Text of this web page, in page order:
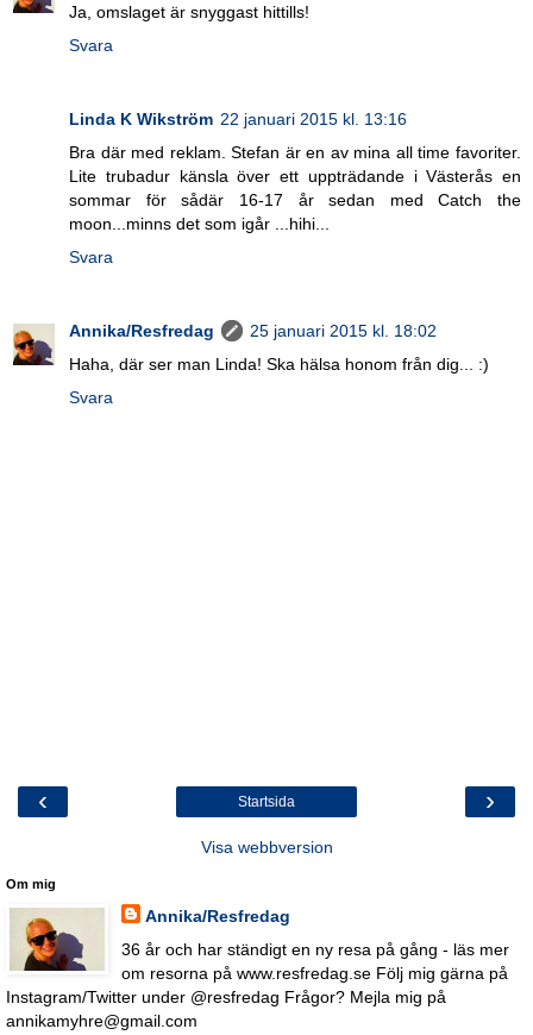
Ja, omslaget är snyggast hittills!
Svara
Linda K Wikström 22 januari 2015 kl. 13:16
Bra där med reklam. Stefan är en av mina all time favoriter.
Lite trubadur känsla över ett uppträdande i Västerås en
sommar för sådär 16-17 år sedan med Catch the
moon...minns det som igår ...hihi...
Svara
Annika/Resfredag
25 januari 2015 kl. 18:02
Haha, där ser man Linda! Ska hälsa honom från dig... :)
Svara
‹ ›
Startsida
Visa webbversion
Om mig
Annika/Resfredag
36 år och har ständigt en ny resa på gång - läs mer
om resorna på www.resfredag.se Följ mig gärna på
Instagram/Twitter under @resfredag Frågor? Mejla mig på
annikamyhre@gmail.com